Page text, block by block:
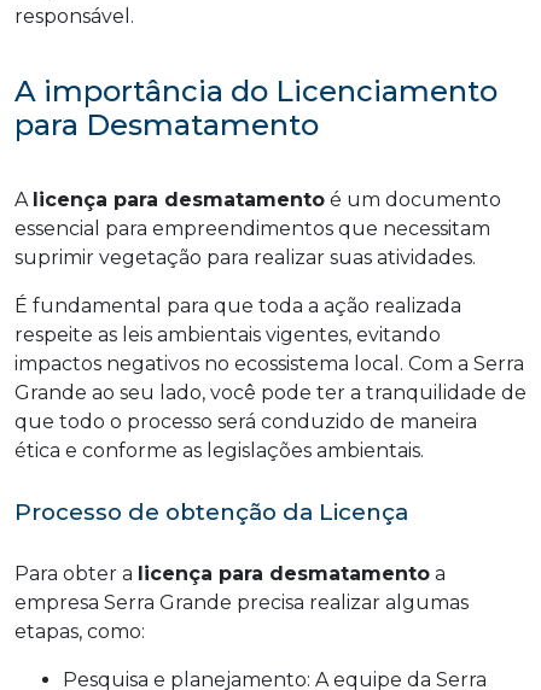
responsável.
A importância do Licenciamento
para Desmatamento
A licença para desmatamento é um documento
essencial para empreendimentos que necessitam
suprimir vegetação para realizar suas atividades.
É fundamental para que toda a ação realizada
respeite as leis ambientais vigentes, evitando
impactos negativos no ecossistema local. Com a Serra
Grande ao seu lado, você pode ter a tranquilidade de
que todo o processo será conduzido de maneira
ética e conforme as legislações ambientais.
Processo de obtenção da Licença
Para obter a licença para desmatamento a
empresa Serra Grande precisa realizar algumas
etapas, como:
Pesquisa e planejamento: A equipe da Serra